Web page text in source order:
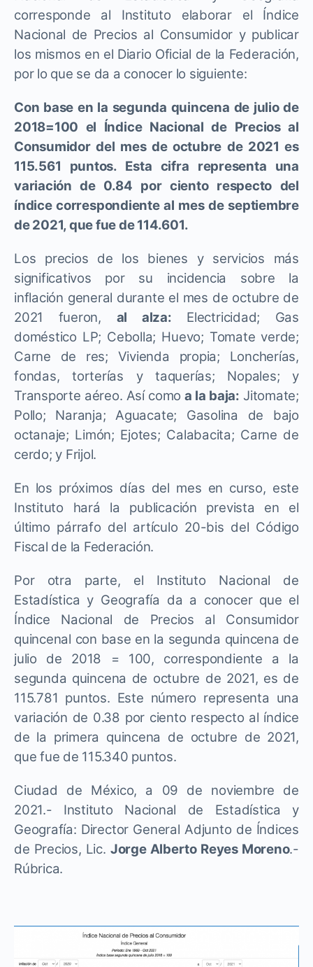
corresponde al Instituto elaborar el Índice
Nacional de Precios al Consumidor y publicar
los mismos en el Diario Oficial de la Federación,
por lo que se da a conocer lo siguiente:
Con base en la segunda quincena de julio de
2018=100 el Índice Nacional de Precios al
Consumidor del mes de octubre de 2021 es
115.561 puntos. Esta cifra representa una
variación de 0.84 por ciento respecto del
índice correspondiente al mes de septiembre
de 2021, que fue de 114.601.
Los precios de los bienes y servicios más
significativos por su incidencia sobre la
inflación general durante el mes de octubre de
2021 fueron, al alza: Electricidad; Gas
doméstico LP; Cebolla; Huevo; Tomate verde;
Carne de res; Vivienda propia; Loncherías,
fondas, torterías y taquerías; Nopales; y
Transporte aéreo. Así comoa la baja: Jitomate;
Pollo; Naranja; Aguacate; Gasolina de bajo
octanaje; Limón; Ejotes; Calabacita; Carne de
cerdo; y Frijol.
En los próximos días del mes en curso, este
Instituto hará la publicación prevista en el
último párrafo del artículo 20-bis del Código
Fiscal de la Federación.
Por otra parte, el Instituto Nacional de
Estadística y Geografía da a conocer que el
Índice Nacional de Precios al Consumidor
quincenal con base en la segunda quincena de
julio de 2018 = 100, correspondiente a la
segunda quincena de octubre de 2021, es de
115.781 puntos. Este número representa una
variación de 0.38 por ciento respecto al índice
de la primera quincena de octubre de 2021,
que fue de 115.340 puntos.
Ciudad de México, a 09 de noviembre de
2021.- Instituto Nacional de Estadística y
Geografía: Director General Adjunto de Índices
de Precios, Lic. Jorge Alberto Reyes Moreno.-
Rúbrica.